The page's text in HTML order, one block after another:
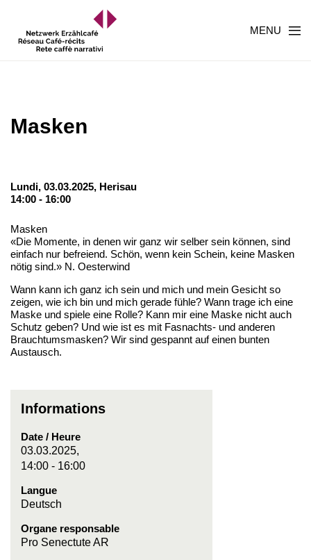
MENU
Masken
Lundi, 03.03.2025, Herisau
14:00 - 16:00
Masken
«Die Momente, in denen wir ganz wir selber sein können, sind
einfach nur befreiend. Schön, wenn kein Schein, keine Masken
nötig sind.» N. Oesterwind
Wann kann ich ganz ich sein und mich und mein Gesicht so
zeigen, wie ich bin und mich gerade fühle? Wann trage ich eine
Maske und spiele eine Rolle? Kann mir eine Maske nicht auch
Schutz geben? Und wie ist es mit Fasnachts- und anderen
Brauchtumsmasken? Wir sind gespannt auf einen bunten
Austausch.
Informations
Date / Heure
03.03.2025,
14:00 - 16:00
Langue
Deutsch
Organe responsable
Pro Senectute AR